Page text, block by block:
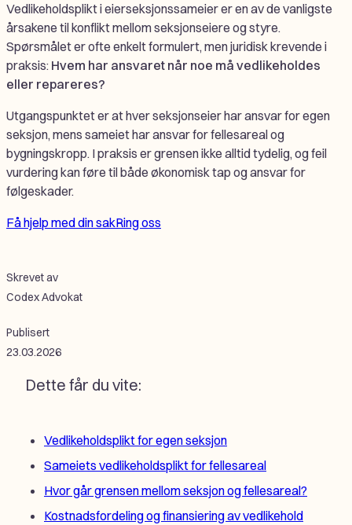
Vedlikeholdsplikt i eierseksjonssameier er en av de vanligste
årsakene til konflikt mellom seksjonseiere og styre.
Spørsmålet er ofte enkelt formulert, men juridisk krevende i
praksis: Hvem har ansvaret når noe må vedlikeholdes
eller repareres?
Utgangspunktet er at hver seksjonseier har ansvar for egen
seksjon, mens sameiet har ansvar for fellesareal og
bygningskropp. I praksis er grensen ikke alltid tydelig, og feil
vurdering kan føre til både økonomisk tap og ansvar for
følgeskader.
Få hjelp med din sakRing oss
Skrevet av
Codex Advokat
Publisert
23.03.2026
Dette får du vite:
Vedlikeholdsplikt for egen seksjon
Sameiets vedlikeholdsplikt for fellesareal
Hvor går grensen mellom seksjon og fellesareal?
Kostnadsfordeling og finansiering av vedlikehold